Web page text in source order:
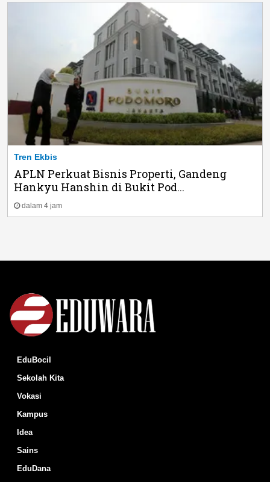
Tren Ekbis
APLN Perkuat Bisnis Properti, Gandeng
Hankyu Hanshin di Bukit Pod...
dalam 4 jam
EduBocil
Sekolah Kita
Vokasi
Kampus
Idea
Sains
EduDana